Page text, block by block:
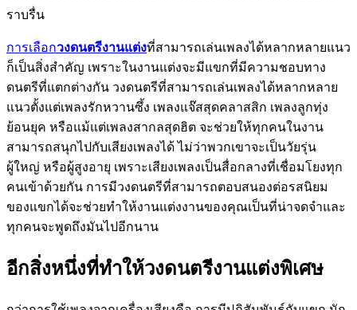
ราบรื่น
การเลือกวงดนตรีงานแต่งที่สามารถเล่นเพลงได้หลากหลายแนว
ก็เป็นสิ่งสำคัญ เพราะในงานแต่งจะมีแขกที่มีความชอบทาง
ดนตรีที่แตกต่างกัน วงดนตรีที่สามารถเล่นเพลงได้หลากหลาย
แนวตั้งแต่เพลงรักหวานซึ้ง เพลงแจ๊สสุดคลาสสิก เพลงลูกทุ่ง
ย้อนยุค หรือแม้แต่เพลงสากลสุดฮิต จะช่วยให้ทุกคนในงาน
สามารถสนุกไปกับเสียงเพลงได้ ไม่ว่าพวกเขาจะเป็นวัยรุ่น
ผู้ใหญ่ หรือผู้สูงอายุ เพราะเสียงเพลงเป็นสื่อกลางที่เชื่อมโยงทุก
คนเข้าด้วยกัน การมีวงดนตรีที่สามารถตอบสนองต่อรสนิยม
ของแขกได้จะช่วยทำให้งานแต่งงานของคุณเป็นที่น่าจดจำและ
ทุกคนจะพูดถึงมันไปอีกนาน
อีกสิ่งหนึ่งที่ทำให้วงดนตรีงานแต่งพิเศษ